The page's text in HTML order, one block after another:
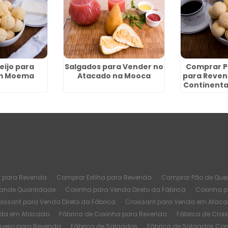
para
Moema
Salgados para Vender no
Atacado na Mooca
Comprar
para
Revenda Comprar Esfiha para Revenda Comprar Pão de
Quantidade Coxinha para Venda Direto da Fábrica
Coxinha
para Venda Direto da Fábrica Croissant para Venda em
em Atacado Fábrica de Coxinha para Revenda
Fábrica de
para Revenda Fábrica de Salgados Fábrica de Salgados